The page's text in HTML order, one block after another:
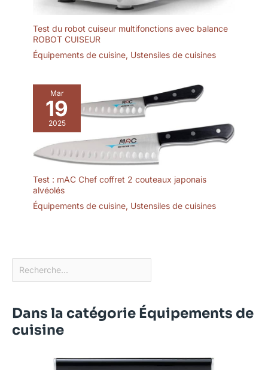
Test du robot cuiseur multifonctions avec balance
ROBOT CUISEUR
Équipements de cuisine, Ustensiles de cuisines
Mar
19
2025
Test : mAC Chef coffret 2 couteaux japonais
alvéolés
Équipements de cuisine, Ustensiles de cuisines
Dans la catégorie Équipements de
cuisine